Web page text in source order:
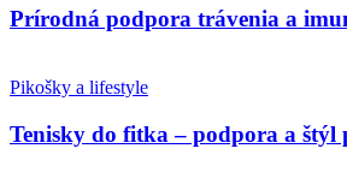
Prírodná podpora trávenia a
Pikošky a lifestyle
Tenisky do fitka – podpora a štýl